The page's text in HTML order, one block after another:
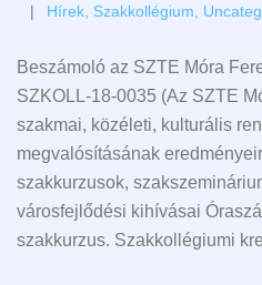
Hírek Szakkollégium
Beszámoló az SZTE Móra
SZKOLL-18-0035 (Az SZTE
szakmai, közéleti, kulturális
megvalósításának
szakkurzusok,
városfejlődési kihívásai
szakkurzus. Szakkollégiumi